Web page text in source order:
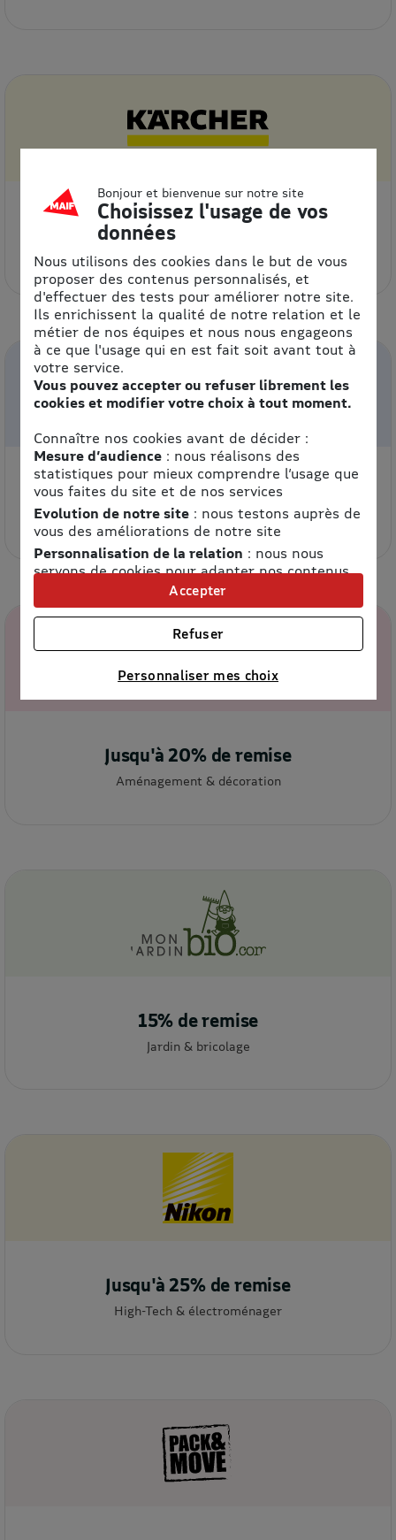
20% de remise
8% de remise
Services
Jusqu'à 20% de remise
Aménagement & décoration
15% de remise
Jardin & bricolage
Jusqu'à 25% de remise
High-Tech & électroménager
Bonjour et bienvenue sur notre site
Choisissez l'usage de vos
données
Nous utilisons des cookies dans le but de vous
proposer des contenus personnalisés, et
d'effectuer des tests pour améliorer notre site.
Ils enrichissent la qualité de notre relation et le
métier de nos équipes et nous nous engageons
à ce que l'usage qui en est fait soit avant tout à
votre service.
Vous pouvez accepter ou refuser librement les
cookies et modifier votre choix à tout moment.
Connaître nos cookies avant de décider :
Mesure d’audience: nous réalisons des
statistiques pour mieux comprendre l’usage que
vous faites du site et de nos services
Evolution de notre site: nous testons auprès de
vous des améliorations de notre site
Personnalisation de la relation : nous nous
servons de cookies pour adapter nos contenus
et personnaliser nos offres
Univers publicitaire: nous utilisons avec nos
partenaires des cookies pour afficher des
publicités personnalisées
Connaître notre politique cookies et la liste de nos
Personnaliser mes choix
Refuser
Accepter